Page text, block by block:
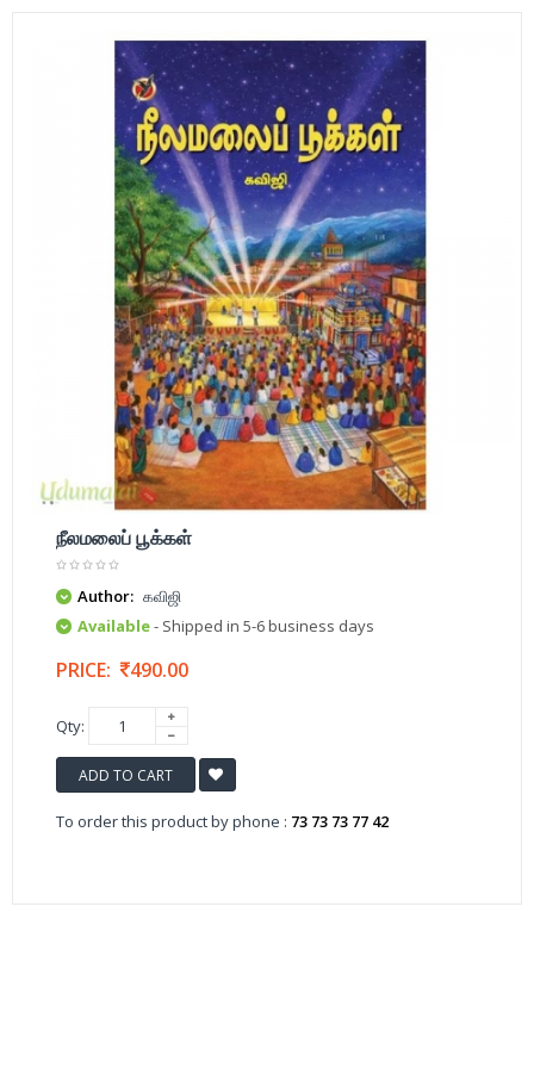
நீலமலைப் பூக்கள்
Author: கவிஜி
Available- Shipped in 5-6 business days
PRICE: 490.00
Qty:
ADD TO CART
To order this product by phone : 73 73 73 77 42